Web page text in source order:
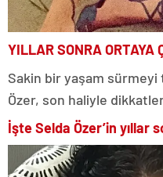
YILLAR SONRA ORTAYA
Sakin bir yaşam sürmeyi
Özer, son haliyle
İşte Selda Özer’in yıllar